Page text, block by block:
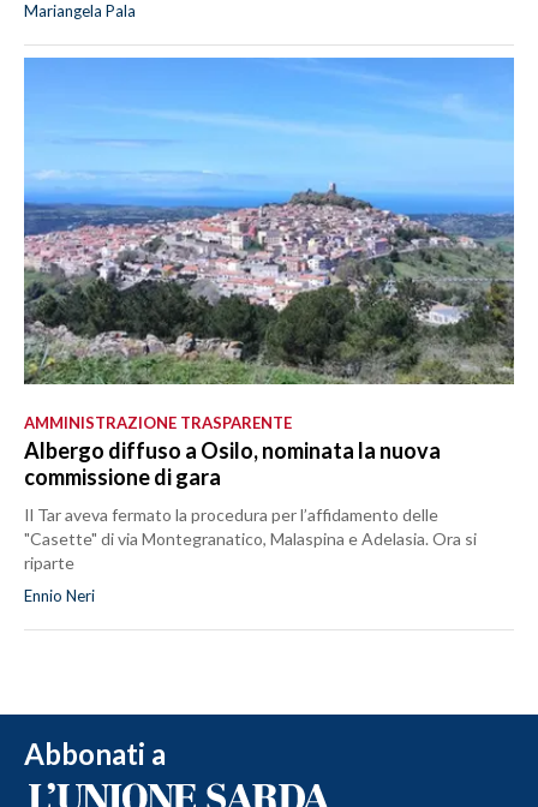
Mariangela Pala
AMMINISTRAZIONE TRASPARENTE
Albergo diffuso a Osilo, nominata la nuova
commissione di gara
Il Tar aveva fermato la procedura per l’affidamento delle
"Casette" di via Montegranatico, Malaspina e Adelasia. Ora si
riparte
Ennio Neri
Abbonati a